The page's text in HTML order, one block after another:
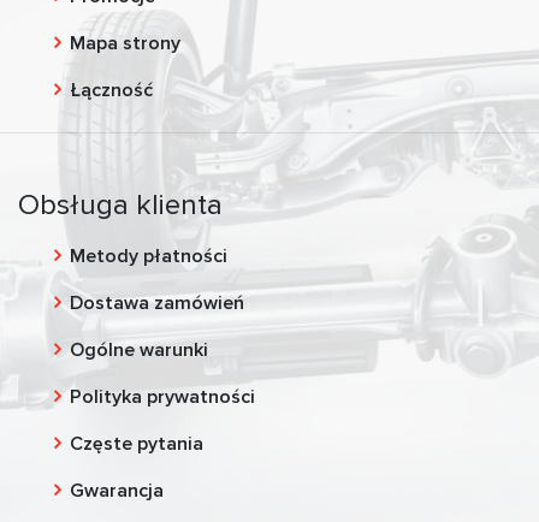
Mapa strony
Łączność
Obsługa klienta
Metody płatności
Dostawa zamówień
Ogólne warunki
Polityka prywatności
Częste pytania
Gwarancja